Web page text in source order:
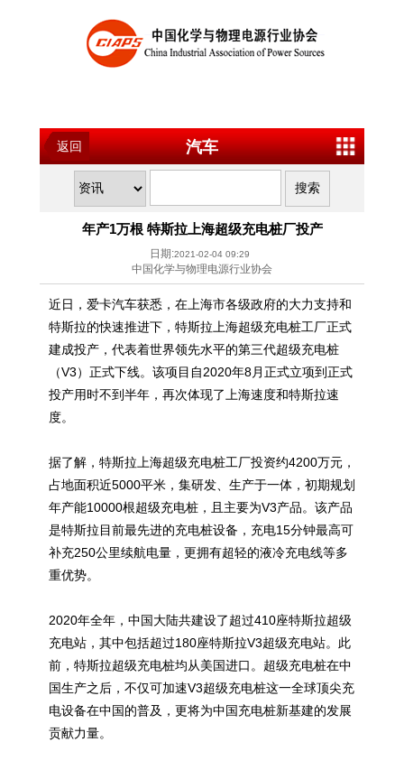
返回 汽车
年产1万根 特斯拉上海超级充电桩厂投产
日期:2021-02-04 09:29
中国化学与物理电源行业协会
近日，爱卡汽车获悉，在上海市各级政府的大力支持和
特斯拉的快速推进下，特斯拉上海超级充电桩工厂正式
建成投产，代表着世界领先水平的第三代超级充电桩
（V3）正式下线。该项目自2020年8月正式立项到正式
投产用时不到半年，再次体现了上海速度和特斯拉速
度。
据了解，特斯拉上海超级充电桩工厂投资约4200万元，
占地面积近5000平米，集研发、生产于一体，初期规划
年产能10000根超级充电桩，且主要为V3产品。该产品
是特斯拉目前最先进的充电桩设备，充电15分钟最高可
补充250公里续航电量，更拥有超轻的液冷充电线等多
重优势。
2020年全年，中国大陆共建设了超过410座特斯拉超级
充电站，其中包括超过180座特斯拉V3超级充电站。此
前，特斯拉超级充电桩均从美国进口。超级充电桩在中
国生产之后，不仅可加速V3超级充电桩这一全球顶尖充
电设备在中国的普及，更将为中国充电桩新基建的发展
贡献力量。